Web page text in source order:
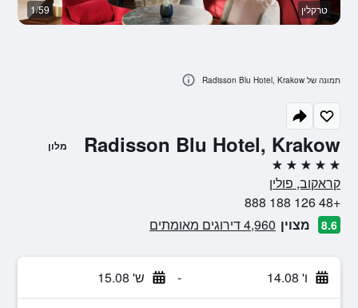
Radisson Blu Hotel, Krakow מלון
5 כוכבים
קראקוב, פולין
+48 126 188 888
8.6 מצוין 4,960 דירוגים מאומתים
ו' 14.08 - ש' 15.08
טרקלין 1/59
תמונה של Radisson Blu Hotel, Krakow